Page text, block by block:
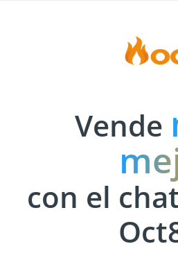
Vende
con el